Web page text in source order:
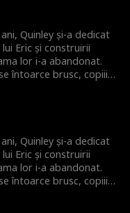
de la zero. Abia
că ea era cea care îi
Quinley și-a dedicat
Eric și construirii
lor i-a abandonat.
întoarce brusc, copiii îi
de la zero. Abia
că ea era cea care îi
Quinley și-a dedicat
Eric și construirii
lor i-a abandonat.
întoarce brusc, copiii îi